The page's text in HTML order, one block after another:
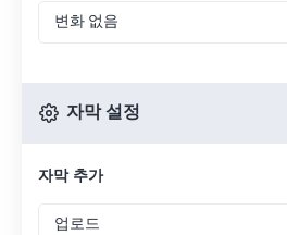
변화 없음
자막 설정
자막 추가
업로드